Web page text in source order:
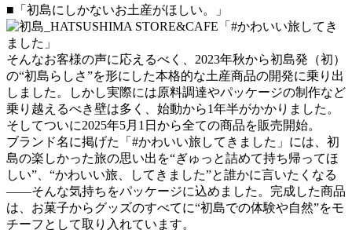
■「初島にしかないお土産がほしい。」
そんなお客様の声に応えるべく、2023年秋から初島発（初）
の“初島らしさ”を形にした本格的な土産商品の開発に乗り出
しました。しかし実際には原料調達やパッケージの制作など
乗り越えるべき壁は多く、始動から1年半がかかりました。
そしてついに2025年5月1日から全ての商品を販売開始。
ブランド名に掲げた「#かわいい旅してきました」には、初
島の楽しかった旅の思い出を“ぎゅっと詰めて持ち帰ってほ
しい”、“かわいい旅、してきました”と誰かに言いたくなる
——そんな気持ちをパッケージに込めました。完成した商品
は、お菓子からグッズのすべてに“初島での体験や自然”をモ
チーフとして取り入れています。